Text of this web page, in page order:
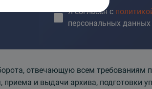
Я согласен с
персональных данных
отвечающую всем требованиям
приема и выдачи архива, подготовки